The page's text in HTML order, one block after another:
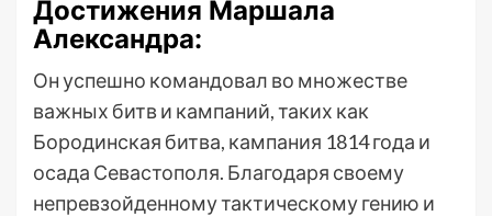
Достижения Маршала
Александра:
Он успешно командовал во множестве
важных битв и кампаний, таких как
Бородинская битва, кампания 1814 года и
осада Севастополя. Благодаря своему
непревзойденному тактическому гению и